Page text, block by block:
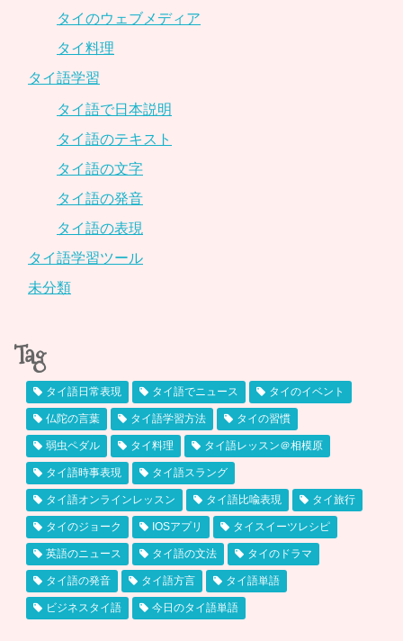
タイのウェブメディア
タイ料理
タイ語学習
タイ語で日本説明
タイ語のテキスト
タイ語の文字
タイ語の発音
タイ語の表現
タイ語学習ツール
未分類
Tag
タイ語日常表現 タイ語でニュース タイのイベント
仏陀の言葉 タイ語学習方法 タイの習慣
弱虫ペダル タイ料理 タイ語レッスン＠相模原
タイ語時事表現 タイ語スラング
タイ語オンラインレッスン タイ語比喩表現 タイ旅行
タイのジョーク IOSアプリ タイスイーツレシピ
英語のニュース タイ語の文法 タイのドラマ
タイ語の発音 タイ語方言 タイ語単語
ビジネスタイ語 今日のタイ語単語